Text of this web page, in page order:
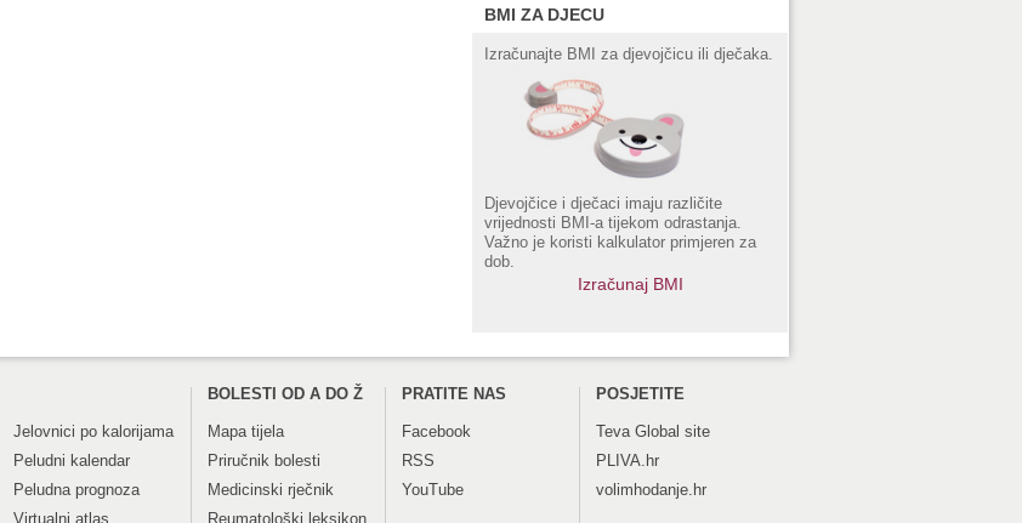
BMI ZA DJECU
Izračunajte BMI za djevojčicu ili dječaka.
Djevojčice i dječaci imaju različite
vrijednosti BMI-a tijekom odrastanja.
Važno je koristi kalkulator primjeren za
dob.
Izračunaj BMI
Jelovnici po kalorijama
Peludni kalendar
Peludna prognoza
Virtualni atlas
BOLESTI OD A DO Ž
Mapa tijela
Priručnik bolesti
Medicinski rječnik
Reumatološki leksikon
PRATITE NAS
Facebook
RSS
YouTube
POSJETITE
Teva Global site
PLIVA.hr
volimhodanje.hr